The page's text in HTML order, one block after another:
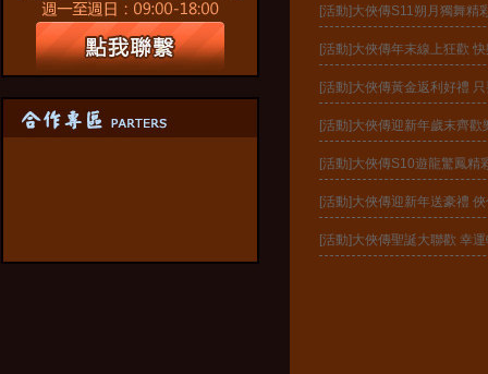
[活動]大俠傳S11朔月獨舞精
[活動]大俠傳年末線上狂歡
[活動]大俠傳黃金返利好禮
[活動]大俠傳迎新年歲末齊
[活動]大俠傳S10遊龍驚鳳精
[活動]大俠傳迎新年送豪禮
[活動]大俠傳聖誕大聯歡 幸